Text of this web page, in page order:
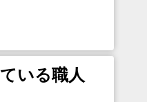
いる職人